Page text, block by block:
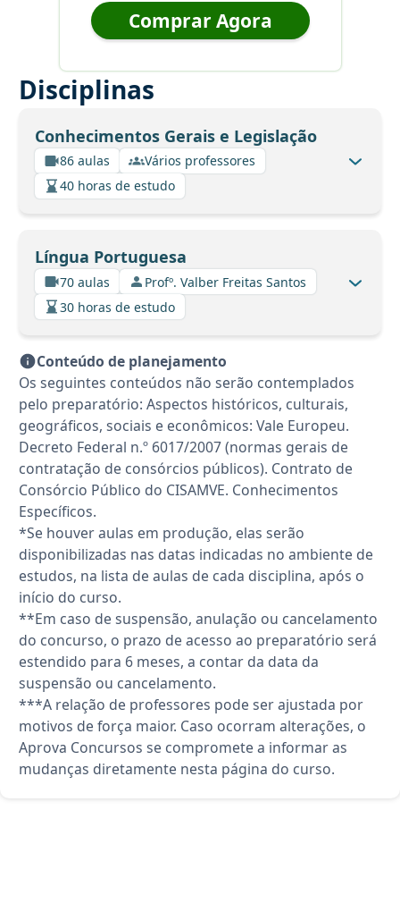
Comprar Agora
Disciplinas
Conhecimentos Gerais e Legislação
86 aulas
Vários professores
40 horas de estudo
Língua Portuguesa
70 aulas
Profº. Valber Freitas Santos
30 horas de estudo
Conteúdo de planejamento
Os seguintes conteúdos não serão contemplados
pelo preparatório: Aspectos históricos, culturais,
geográficos, sociais e econômicos: Vale Europeu.
Decreto Federal n.º 6017/2007 (normas gerais de
contratação de consórcios públicos). Contrato de
Consórcio Público do CISAMVE. Conhecimentos
Específicos.
*Se houver aulas em produção, elas serão
disponibilizadas nas datas indicadas no ambiente de
estudos, na lista de aulas de cada disciplina, após o
início do curso.
**Em caso de suspensão, anulação ou cancelamento
do concurso, o prazo de acesso ao preparatório será
estendido para 6 meses, a contar da data da
suspensão ou cancelamento.
***A relação de professores pode ser ajustada por
motivos de força maior. Caso ocorram alterações, o
Aprova Concursos se compromete a informar as
mudanças diretamente nesta página do curso.